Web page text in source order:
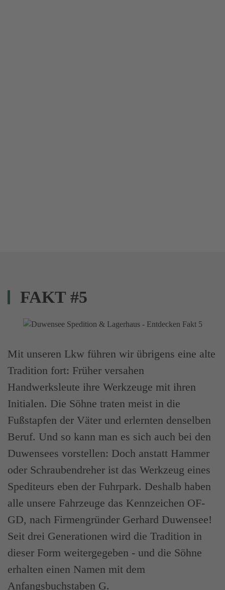
FAKT #5
Mit unseren Lkw führen wir übrigens eine alte
Tradition fort: Früher versahen
Handwerksleute ihre Werkzeuge mit ihren
Initialen. Die Söhne traten meist in die
Fußstapfen der Väter und erlernten denselben
Beruf. Und so kann man es sich auch bei den
Duwensees vorstellen: Doch anstatt Hammer
oder Schraubendreher ist das Werkzeug eines
Spediteurs eben der Fuhrpark. Deshalb haben
alle unsere Fahrzeuge das Kennzeichen OF-
GD, nach Firmengründer Gerhard Duwensee!
Seit drei Generationen wird die Tradition in
dieser Form weitergegeben - und die Söhne
erhalten einen Namen mit dem
Anfangsbuchstaben G.